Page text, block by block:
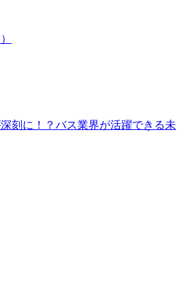
刻に！？バス業界が活躍できる未